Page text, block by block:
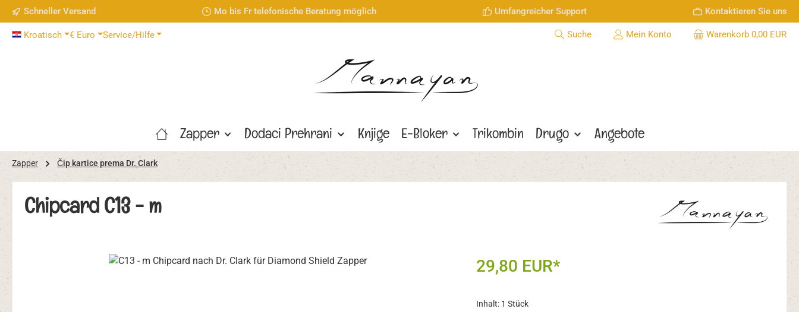
Hauptinhalt springen
Zur Suche springen
Zur Hauptnavigation springen
Schneller Versand Mo bis Fr telefonische Beratung möglich Umfangreicher Support Kontaktieren Sie uns
Kroatisch € Euro Service/Hilfe Suche Mein Konto Warenkorb 0,00 EUR
Zapper Dodaci Prehrani Knjige E-Bloker Trikombin Drugo Angebote
Zapper Čip kartice prema Dr. Clark
Chipcard C13 - m
Bildergalerie überspringen 29,80 EUR*
Inhalt: 1 Stück